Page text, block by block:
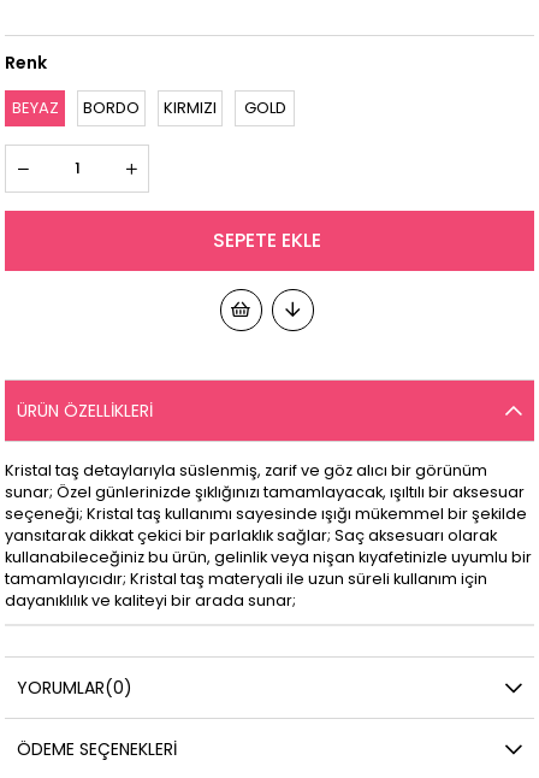
Renk
BEYAZ BORDO KIRMIZI GOLD
ÜRÜN ÖZELLIKLERI
Kristal taş detaylarıyla süslenmiş, zarif ve göz alıcı bir görünüm
sunar; Özel günlerinizde şıklığınızı tamamlayacak, ışıltılı bir aksesuar
seçeneği; Kristal taş kullanımı sayesinde ışığı mükemmel bir şekilde
yansıtarak dikkat çekici bir parlaklık sağlar; Saç aksesuarı olarak
kullanabileceğiniz bu ürün, gelinlik veya nişan kıyafetinizle uyumlu bir
tamamlayıcıdır; Kristal taş materyali ile uzun süreli kullanım için
dayanıklılık ve kaliteyi bir arada sunar;
YORUMLAR(0)
ÖDEME SEÇENEKLERI